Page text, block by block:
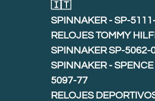
🇮🇹
SPINNAKER - SP-
RELOJES TOMMY
SPINNAKER SP-5062-
SPINNAKER -
5097-77
RELOJES